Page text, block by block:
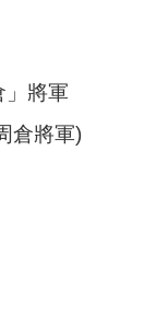
將軍
倉將軍)